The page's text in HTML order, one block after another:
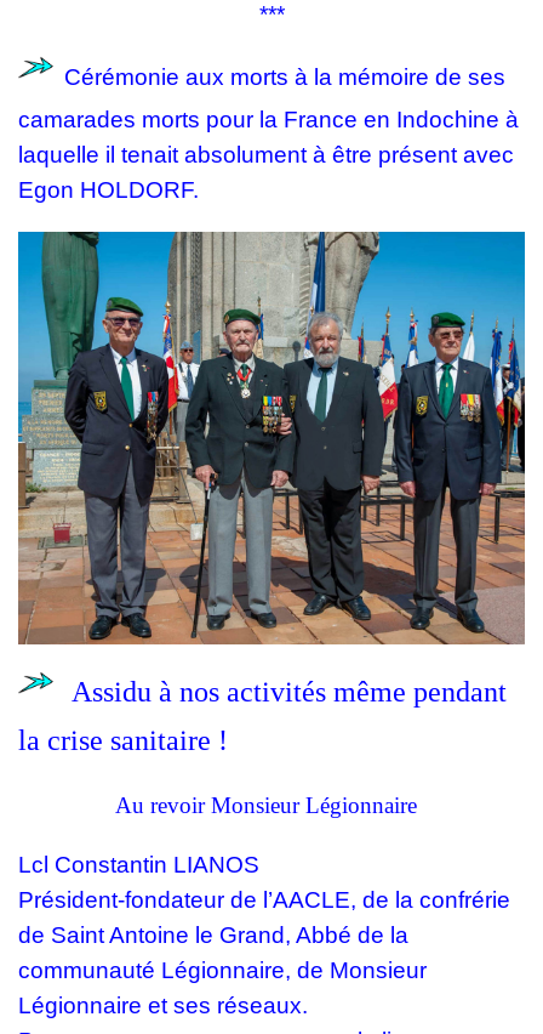
***
Cérémonie aux morts à la mémoire de ses
camarades morts pour la France en Indochine à
laquelle il tenait absolument à être présent avec
Egon HOLDORF.
Assidu à nos activités même pendant
la crise sanitaire !
Au revoir Monsieur Légionnaire
Lcl Constantin LIANOS
Président-fondateur de l’AACLE, de la confrérie
de Saint Antoine le Grand, Abbé de la
communauté Légionnaire, de Monsieur
Légionnaire et ses réseaux.